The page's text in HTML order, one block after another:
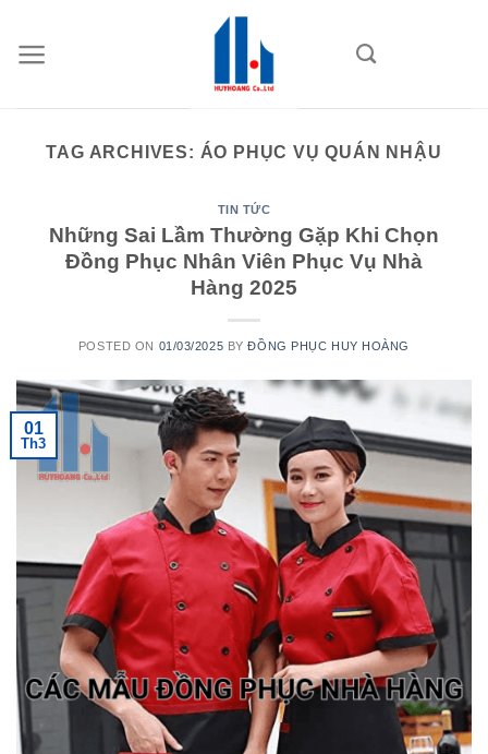
content
TAG ARCHIVES: ÁO PHỤC VỤ QUÁN NHẬU
TIN TỨC
Những Sai Lầm Thường Gặp Khi Chọn
Đồng Phục Nhân Viên Phục Vụ Nhà
Hàng 2025
POSTED ON 01/03/2025 BYĐỒNG PHỤC HUY HOÀNG
01
Th3